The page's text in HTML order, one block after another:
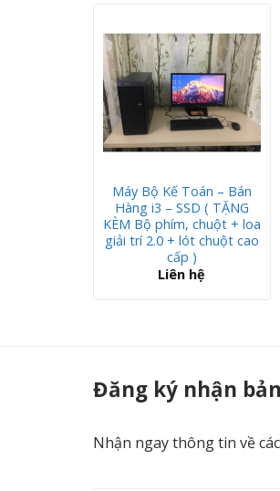
Máy Bộ Kế Toán – Bán
Hàng i3 – SSD ( TẶNG
KÈM Bộ phím, chuột + loa
giải trí 2.0 + lót chuột cao
cấp )
Liên hệ
Đăng ký nhận
Nhận ngay thông tin về